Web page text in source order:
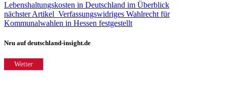
Lebenshaltungskosten in Deutschland im Überblick
nächster Artikel Verfassungswidriges Wahlrecht für
Kommunalwahlen in Hessen festgestellt
Neu auf deutschland-insight.de
Wetter